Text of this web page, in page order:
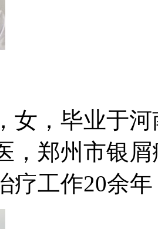
女，毕业于
，郑州市银
疗工作20余